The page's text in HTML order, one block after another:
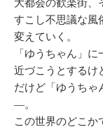
大都会の歓楽街、
すこし不思議な風
変えていく。
「ゆうちゃん」に
近づこうとするけ
だけど「ゆうち
―。
この世界のどこか